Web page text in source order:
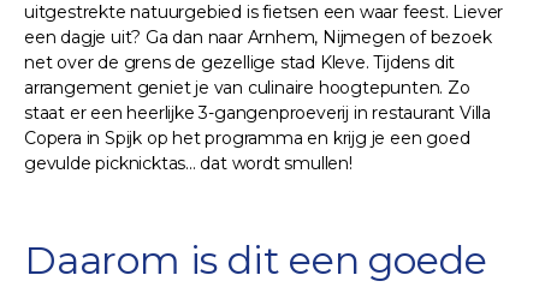
uitgestrekte natuurgebied is fietsen een waar feest. Liever
een dagje uit? Ga dan naar Arnhem, Nijmegen of bezoek
net over de grens de gezellige stad Kleve. Tijdens dit
arrangement geniet je van culinaire hoogtepunten. Zo
staat er een heerlijke 3-gangenproeverij in restaurant Villa
Copera in Spijk op het programma en krijg je een goed
gevulde picknicktas... dat wordt smullen!
Daarom is dit een goede